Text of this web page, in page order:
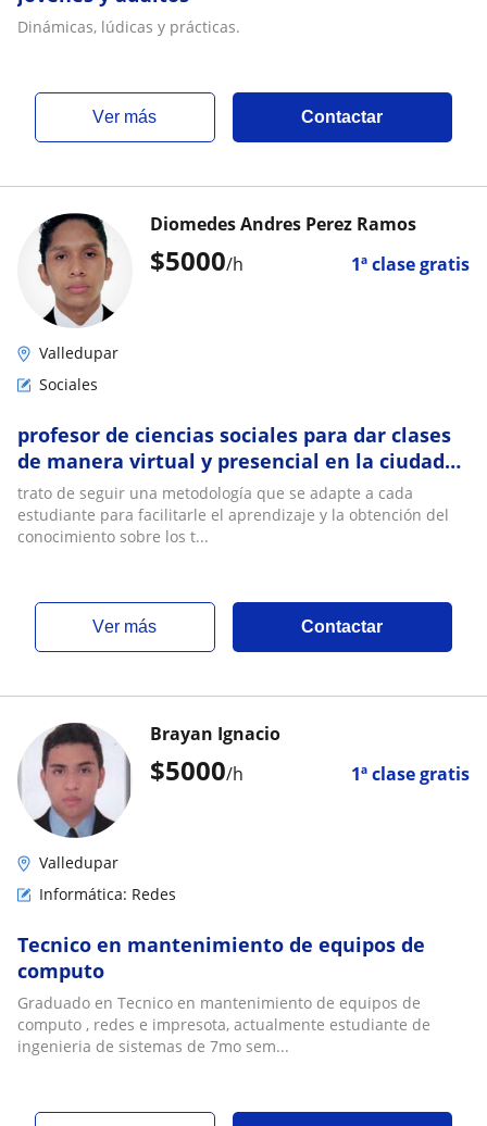
Dinámicas, lúdicas y prácticas.
ver más Contactar
$5000/h 1ª clase gratis
Diomedes Andres Perez Ramos
Valledupar
Sociales
profesor de ciencias sociales para dar clases
de manera virtual y presencial en la ciudad
de valledupar
trato de seguir una metodología que se adapte a cada
estudiante para facilitarle el aprendizaje y la obtención del
conocimiento sobre los t...
ver más Contactar
$5000/h 1ª clase gratis
Brayan Ignacio
Valledupar
Informática: Redes
Tecnico en mantenimiento de equipos de
computo
Graduado en Tecnico en mantenimiento de equipos de
computo , redes e impresota, actualmente estudiante de
ingenieria de sistemas de 7mo sem...